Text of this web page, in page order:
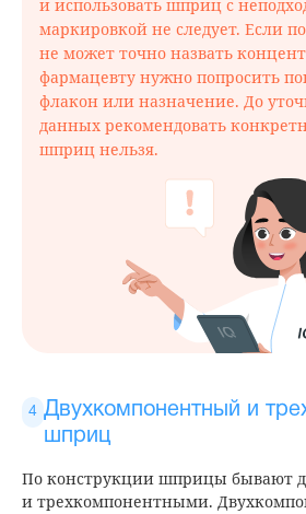
и использовать шприц с
маркировкой не следует. Если
не может точно назвать
фармацевту нужно попросить
флакон или назначение. До
данных рекомендовать
шприц нельзя.
Двухкомпонентный и
шприц
По конструкции шприцы бывают
и трехкомпонентными.